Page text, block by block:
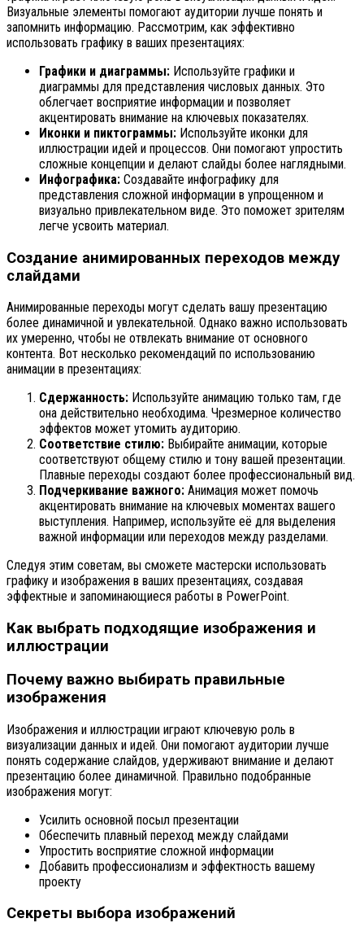
Визуальные элементы помогают аудитории лучше понять и
запомнить информацию. Рассмотрим, как эффективно
использовать графику в ваших презентациях:
Графики и диаграммы: Используйте графики и
диаграммы для представления числовых данных. Это
облегчает восприятие информации и позволяет
акцентировать внимание на ключевых показателях.
Иконки и пиктограммы: Используйте иконки для
иллюстрации идей и процессов. Они помогают упростить
сложные концепции и делают слайды более наглядными.
Инфографика: Создавайте инфографику для
представления сложной информации в упрощенном и
визуально привлекательном виде. Это поможет зрителям
легче усвоить материал.
Создание анимированных переходов между
слайдами
Анимированные переходы могут сделать вашу презентацию
более динамичной и увлекательной. Однако важно использовать
их умеренно, чтобы не отвлекать внимание от основного
контента. Вот несколько рекомендаций по использованию
анимации в презентациях:
Сдержанность: Используйте анимацию только там, где
она действительно необходима. Чрезмерное количество
эффектов может утомить аудиторию.
Соответствие стилю: Выбирайте анимации, которые
соответствуют общему стилю и тону вашей презентации.
Плавные переходы создают более профессиональный вид.
Подчеркивание важного: Анимация может помочь
акцентировать внимание на ключевых моментах вашего
выступления. Например, используйте её для выделения
важной информации или переходов между разделами.
Следуя этим советам, вы сможете мастерски использовать
графику и изображения в ваших презентациях, создавая
эффектные и запоминающиеся работы в PowerPoint.
Как выбрать подходящие изображения и
иллюстрации
Почему важно выбирать правильные
изображения
Изображения и иллюстрации играют ключевую роль в
визуализации данных и идей. Они помогают аудитории лучше
понять содержание слайдов, удерживают внимание и делают
презентацию более динамичной. Правильно подобранные
изображения могут:
Усилить основной посыл презентации
Обеспечить плавный переход между слайдами
Упростить восприятие сложной информации
Добавить профессионализм и эффектность вашему
проекту
Секреты выбора изображений